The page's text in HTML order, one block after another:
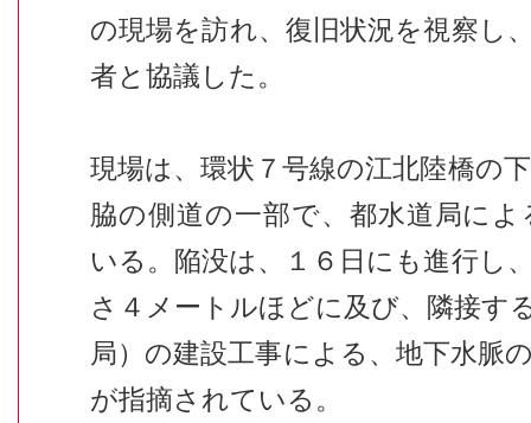
の現場を訪れ、復旧状況を視察し
者と協議した。
現場は、環状７号線の江北陸橋の
脇の側道の一部で、都水道局に
いる。陥没は、１６日にも進行し
さ４メートルほどに及び、隣接す
局）の建設工事による、地下水脈
が指摘されている。